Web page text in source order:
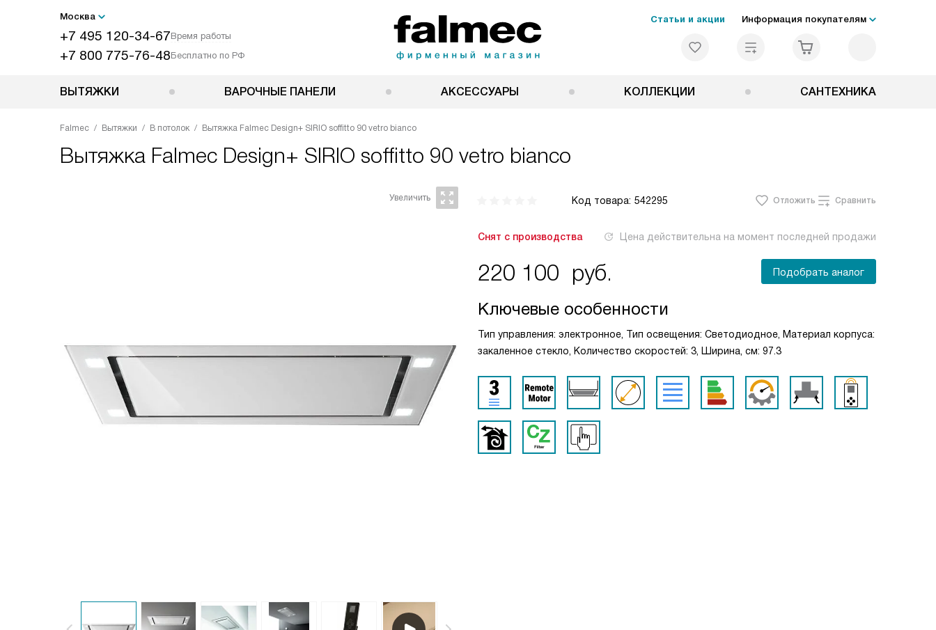
Москва
+7 495 120-34-67Время работы
+7 800 775-76-48Бесплатно по РФ
Статьи и акции Информация покупателям
ВЫТЯЖКИ ВАРОЧНЫЕ ПАНЕЛИ АКСЕССУАРЫ КОЛЛЕКЦИИ САНТЕХНИКА
Falmec Вытяжки В потолок Вытяжка Falmec Design+ SIRIO soffitto 90 vetro bianco
Вытяжка Falmec Design+ SIRIO soffitto 90 vetro bianco
Код товара: 542295 Отложить Сравнить
Снят с производства Цена действительна на момент последней продажи
220 100 руб. Подобрать аналог
Ключевые особенности
Тип управления: электронное, Тип освещения: Светодиодное, Материал корпуса:
закаленное стекло, Количество скоростей: 3, Ширина, см: 97.3